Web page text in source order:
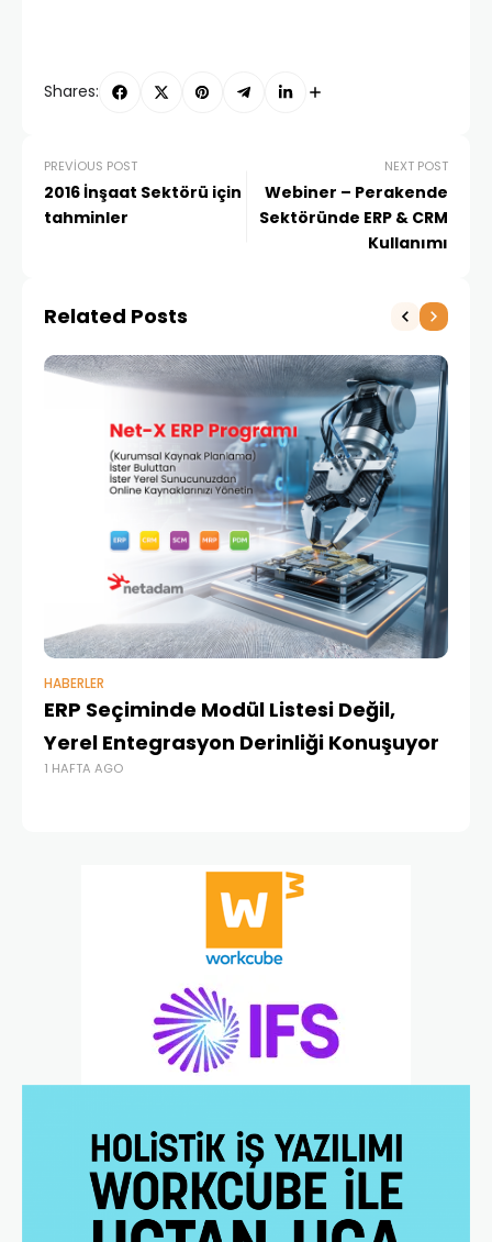
Shares:
PREVIOUS POST
2016 İnşaat Sektörü için
tahminler
NEXT POST
Webiner – Perakende
Sektöründe ERP & CRM
Kullanımı
Related Posts
HABERLER
ERP Seçiminde Modül Listesi Değil,
Yerel Entegrasyon Derinliği Konuşuyor
1 HAFTA AGO